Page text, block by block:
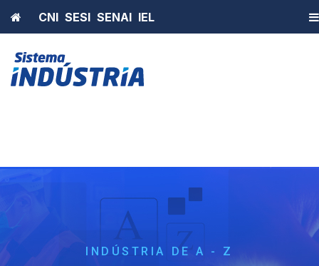
HomeCNI SESI SENAI IEL
INDÚSTRIA DE A - Z